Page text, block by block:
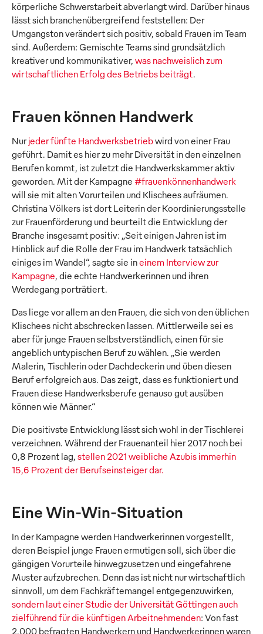
körperliche Schwerstarbeit abverlangt wird. Darüber hinaus
lässt sich branchenübergreifend feststellen: Der
Umgangston verändert sich positiv, sobald Frauen im Team
sind. Außerdem: Gemischte Teams sind grundsätzlich
kreativer und kommunikativer, was nachweislich zum
wirtschaftlichen Erfolg des Betriebs beiträgt.
Frauen können Handwerk
Nurjeder fünfte Handwerksbetriebwird von einer Frau
geführt. Damit es hier zu mehr Diversität in den einzelnen
Berufen kommt, ist zuletzt die Handwerkskammer aktiv
geworden. Mit der Kampagne #frauenkönnenhandwerk
will sie mit alten Vorurteilen und Klischees aufräumen.
Christina Völkers ist dort Leiterin der Koordinierungsstelle
zur Frauenförderung und beurteilt die Entwicklung der
Branche insgesamt positiv: „Seit einigen Jahren ist im
Hinblick auf die Rolle der Frau im Handwerk tatsächlich
einiges im Wandel“, sagte sie ineinem Interview zur
Kampagne, die echte Handwerkerinnen und ihren
Werdegang porträtiert.
Das liege vor allem an den Frauen, die sich von den üblichen
Klischees nicht abschrecken lassen. Mittlerweile sei es
aber für junge Frauen selbstverständlich, einen für sie
angeblich untypischen Beruf zu wählen. „Sie werden
Malerin, Tischlerin oder Dachdeckerin und üben diesen
Beruf erfolgreich aus. Das zeigt, dass es funktioniert und
Frauen diese Handwerksberufe genauso gut ausüben
können wie Männer.“
Die positivste Entwicklung lässt sich wohl in der Tischlerei
verzeichnen. Während der Frauenanteil hier 2017 noch bei
0,8 Prozent lag, stellen 2021 weibliche Azubis immerhin
15,6 Prozent der Berufseinsteiger dar.
Eine Win-Win-Situation
In der Kampagne werden Handwerkerinnen vorgestellt,
deren Beispiel junge Frauen ermutigen soll, sich über die
gängigen Vorurteile hinwegzusetzen und eingefahrene
Muster aufzubrechen. Denn das ist nicht nur wirtschaftlich
sinnvoll, um dem Fachkräftemangel entgegenzuwirken,
sondern laut einer Studie der Universität Göttingen auch
zielführend für die künftigen Arbeitnehmenden: Von fast
2.000 befragten Handwerkern und Handwerkerinnen waren